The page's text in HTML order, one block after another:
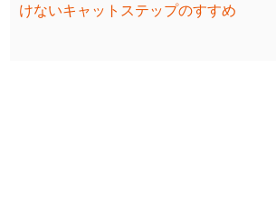
けないキャットステップのすすめ